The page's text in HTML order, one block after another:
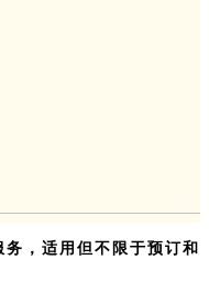
，适用但不限于预订和